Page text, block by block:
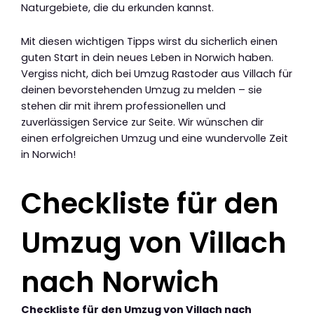
Naturgebiete, die du erkunden kannst.
Mit diesen wichtigen Tipps wirst du sicherlich einen
guten Start in dein neues Leben in Norwich haben.
Vergiss nicht, dich bei Umzug Rastoder aus Villach für
deinen bevorstehenden Umzug zu melden – sie
stehen dir mit ihrem professionellen und
zuverlässigen Service zur Seite. Wir wünschen dir
einen erfolgreichen Umzug und eine wundervolle Zeit
in Norwich!
Checkliste für den
Umzug von Villach
nach Norwich
Checkliste für den Umzug von Villach nach